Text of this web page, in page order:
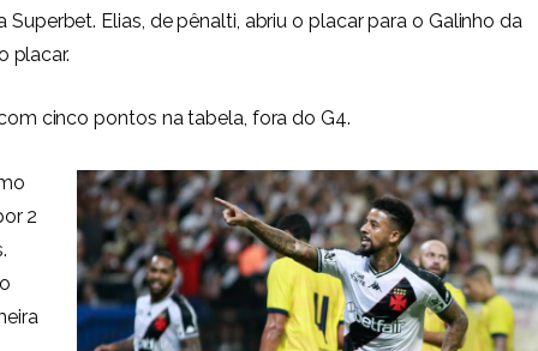
Elias, de pênalti, abriu o placar para o Galinho da
placar.
cinco pontos na tabela, fora do G4.
2